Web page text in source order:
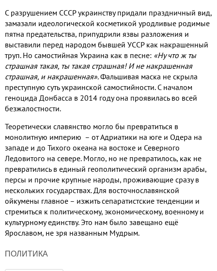
С разрушением СССР украинству придали праздничный вид,
замазали идеологической косметикой уродливые родимые
пятна предательства, припудрили язвы разложения и
выставили перед народом бывшей УССР как накрашенный
труп. Но самостийная Украина как в песне: «Ну что ж ты
страшная такая, ты такая страшная! И не накрашенная
страшная, и накрашенная».Фальшивая маска не скрыла
преступную суть украинской самостийности. С началом
геноцида Донбасса в 2014 году она проявилась во всей
безжалостности.
Теоретически славянство могло бы превратиться в
монолитную империю – от Адриатики на юге и Одера на
западе и до Тихого океана на востоке и Северного
Ледовитого на севере. Могло, но не превратилось, как не
превратились в единый геополитический организм арабы,
персы и прочие крупные народы, проживающие сразу в
нескольких государствах. Для восточнославянской
ойкумены главное – изжить сепаратистские тенденции и
стремиться к политическому, экономическому, военному и
культурному единству.Это нам было завещано ещё
Ярославом, не зря названным Мудрым.
ПОЛИТИКА